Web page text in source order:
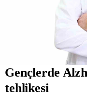
Gençlerde
tehlikesi